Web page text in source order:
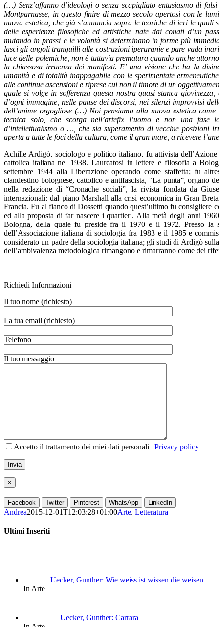
(…) Senz’affanno d’ideologi o senza scapigliato entusiasmo di
Montparnasse, in questo finire di mezzo secolo apertosi con le
nuova estetica, che già s’annuncia sopra le teoriche di ieri le
delle esperienze filosofiche ed artistiche nate dai conati d’un
mutando in prassi e le volontà si determinano in forme più
lasci gli angoli tranquilli alle costruzioni iperuranie e pare vada
luce delle polemiche, non è tuttavia prematura quando anche
la chiassosa irruenza dei manifesti. E’ una visione che ha la
umanità e di totalità inappagabile con le sperimentate
alle continue ascensioni e riprese cui non il timore di un
quale si volge in sofferenza questa nostra quasi stanca
d’ogni immagine, nelle pause dei discorsi, nei silenzi improvvisi
dell’anime orgogliose (…) Noi pensiamo alla nuova estetica
tecnica solo, che scorga nell’artefix l’uomo e non una fase
d’intellettualismo o …, che sia superamento di vecchie posizioni
aperta a tutte le foci della cultura, come il gran mare, a ricevere
Achille Ardigò, sociologo e politico italiano, fu attivista
cattolica italiana nel 1938. Laureatosi in lettere e filosofia a
settembre 1944 alla Liberazione operando come staffetta; fu
clandestino bolognese, cattolico e antifascista, “La punta”, organo
nella redazione di “Cronache sociali”, la rivista fondata da
internazionali: dal piano Marshall alla crisi economica in Gran
Francia. Fu al fianco di Dossetti quando quest’ultimo fu
ed alla proposta di far nascere i quartieri. Alla metà degli anni
Bologna, della quale fu preside fra il 1970 e il 1972. Presso la
dell’Associazione italiana di sociologia fra 1983 e il 1985 e
considerato un padre della sociologia italiana; gli studi di Ardigò
dell’ambivalenza metodologica rimangono e rimarranno come dei
Richiedi Informazioni
Il tuo nome (richiesto)
La tua email (richiesto)
Telefono
Il tuo messaggio
Accetto il trattamento dei miei dati personali | Privacy policy
×
Facebook Twitter Pinterest WhatsApp LinkedIn
Andrea2015-12-01T12:03:28+01:00Arte, Letteratura|
Ultimi Inseriti
Uecker, Gunther: Wie weiss ist wissen die weisen
In Arte
Uecker, Gunther: Carrara